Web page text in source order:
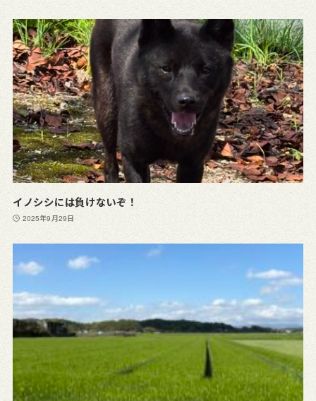
イノシシには負けないぞ！
2025年9月29日